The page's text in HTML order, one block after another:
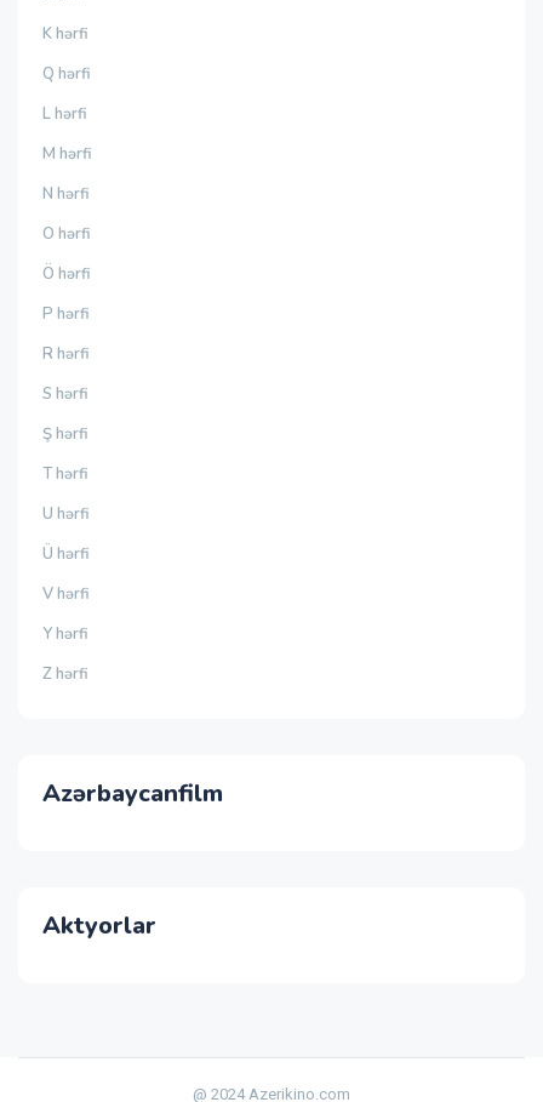
K hərfi
Q hərfi
L hərfi
M hərfi
N hərfi
O hərfi
Ö hərfi
P hərfi
R hərfi
S hərfi
Ş hərfi
T hərfi
U hərfi
Ü hərfi
V hərfi
Y hərfi
Z hərfi
Azərbaycanfilm
Aktyorlar
@ 2024 Azerikino.com